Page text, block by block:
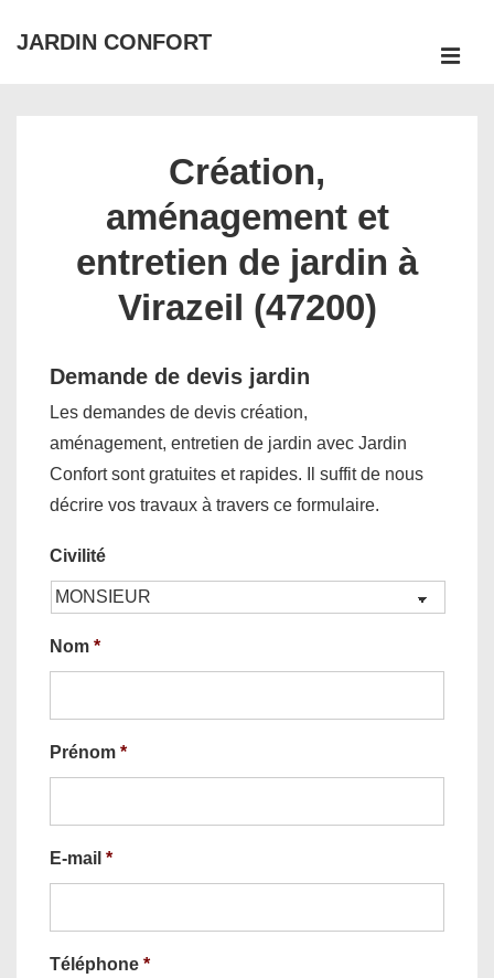
passer
JARDIN CONFORT
Création,
aménagement et
entretien de jardin à
Virazeil (47200)
Demande de devis jardin
Les demandes de devis création,
aménagement, entretien de jardin avec Jardin
Confort sont gratuites et rapides. Il suffit de nous
décrire vos travaux à travers ce formulaire.
Civilité
Nom *
Prénom *
E-mail *
Téléphone *